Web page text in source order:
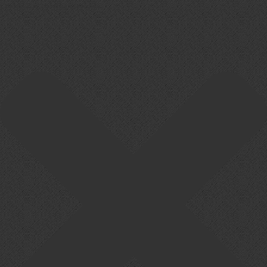
Cookie-Zustimmung verwalten